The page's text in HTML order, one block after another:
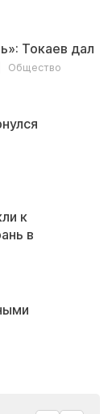
Токаев дал
Общество
к
в